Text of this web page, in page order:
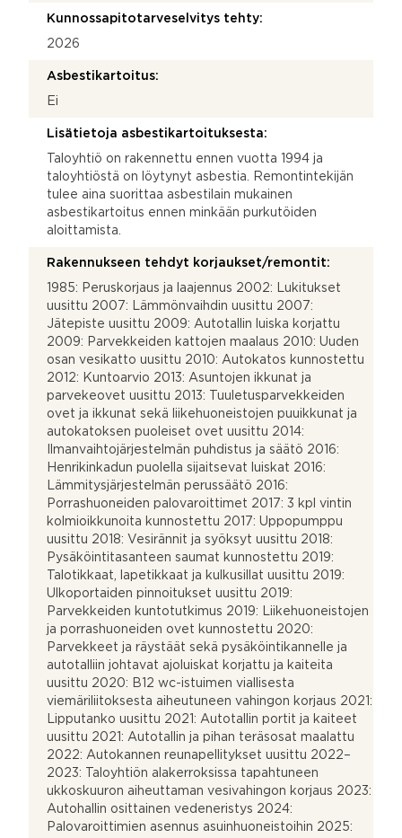
Kunnossapitotarveselvitys tehty:
2026
Asbestikartoitus:
Ei
Lisätietoja asbestikartoituksesta:
Taloyhtiö on rakennettu ennen vuotta 1994 ja
taloyhtiöstä on löytynyt asbestia. Remontintekijän
tulee aina suorittaa asbestilain mukainen
asbestikartoitus ennen minkään purkutöiden
aloittamista.
Rakennukseen tehdyt korjaukset/remontit:
1985: Peruskorjaus ja laajennus 2002: Lukitukset
uusittu 2007: Lämmönvaihdin uusittu 2007:
Jätepiste uusittu 2009: Autotallin luiska korjattu
2009: Parvekkeiden kattojen maalaus 2010: Uuden
osan vesikatto uusittu 2010: Autokatos kunnostettu
2012: Kuntoarvio 2013: Asuntojen ikkunat ja
parvekeovet uusittu 2013: Tuuletusparvekkeiden
ovet ja ikkunat sekä liikehuoneistojen puuikkunat ja
autokatoksen puoleiset ovet uusittu 2014:
Ilmanvaihtojärjestelmän puhdistus ja säätö 2016:
Henrikinkadun puolella sijaitsevat luiskat 2016:
Lämmitysjärjestelmän perussäätö 2016:
Porrashuoneiden palovaroittimet 2017: 3 kpl vintin
kolmioikkunoita kunnostettu 2017: Uppopumppu
uusittu 2018: Vesirännit ja syöksyt uusittu 2018:
Pysäköintitasanteen saumat kunnostettu 2019:
Talotikkaat, lapetikkaat ja kulkusillat uusittu 2019:
Ulkoportaiden pinnoitukset uusittu 2019:
Parvekkeiden kuntotutkimus 2019: Liikehuoneistojen
ja porrashuoneiden ovet kunnostettu 2020:
Parvekkeet ja räystäät sekä pysäköintikannelle ja
autotalliin johtavat ajoluiskat korjattu ja kaiteita
uusittu 2020: B12 wc-istuimen viallisesta
viemäriliitoksesta aiheutuneen vahingon korjaus 2021:
Lipputanko uusittu 2021: Autotallin portit ja kaiteet
uusittu 2021: Autotallin ja pihan teräsosat maalattu
2022: Autokannen reunapellitykset uusittu 2022–
2023: Taloyhtiön alakerroksissa tapahtuneen
ukkoskuuron aiheuttaman vesivahingon korjaus 2023:
Autohallin osittainen vedeneristys 2024:
Palovaroittimien asennus asuinhuoneistoihin 2025: